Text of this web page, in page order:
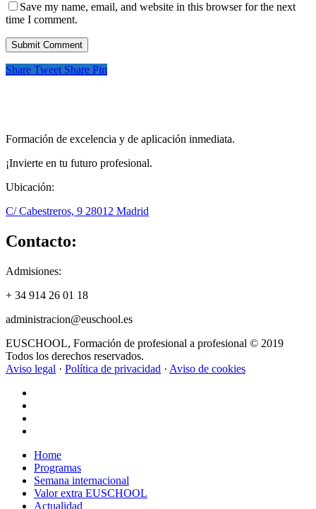
Save my name, email, and website in this browser for the next
time I comment.
Share Tweet Share Pin
Formación de excelencia y de aplicación inmediata.
¡Invierte en tu futuro profesional.
Ubicación:
C/ Cabestreros, 9 28012 Madrid
Contacto:
Admisiones:
+ 34 914 26 01 18
administracion@euschool.es
EUSCHOOL, Formación de profesional a profesional © 2019
Todos los derechos reservados.
Aviso legal · Política de privacidad · Aviso de cookies
Close
Menu
Home
Programas
Semana internacional
Valor extra EUSCHOOL
Actualidad